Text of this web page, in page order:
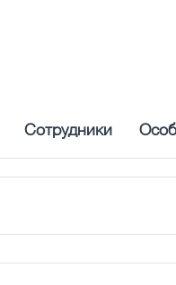
Сотрудники